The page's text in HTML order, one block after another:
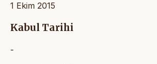
1 Ekim 2015
Kabul Tarihi
-